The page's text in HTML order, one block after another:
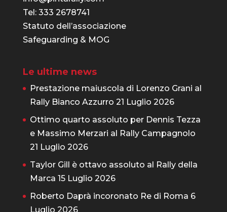
Tel: 333 2678741
Statuto dell’associazione
Safeguarding & MOG
Le ultime news
Prestazione maiuscola di Lorenzo Grani al
Rally Bianco Azzurro 21 Luglio 2026
Ottimo quarto assoluto per Dennis Tezza
e Massimo Merzari al Rally Campagnolo
21 Luglio 2026
Taylor Gill è ottavo assoluto al Rally della
Marca 15 Luglio 2026
Roberto Daprà incoronato Re di Roma 6
Luglio 2026